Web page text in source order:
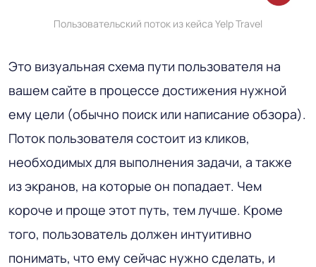
Пользовательский поток из кейса Yelp Travel
Это визуальная схема пути пользователя на
вашем сайте в процессе достижения нужной
ему цели (обычно поиск или написание обзора).
Поток пользователя состоит из кликов,
необходимых для выполнения задачи, а также
из экранов, на которые он попадает. Чем
короче и проще этот путь, тем лучше. Кроме
того, пользователь должен интуитивно
понимать, что ему сейчас нужно сделать, и